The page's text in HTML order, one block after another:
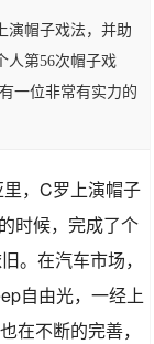
演帽子戏法，并助
人第56次帽子戏
一位非常有实力的
，C罗上演帽子
时候，完成了个
。在汽车市场，
自由光，一经上
在不断的完善，